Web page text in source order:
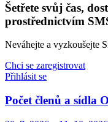
Šetřete svůj čas,
prostřednictvím
Neváhejte a vyzkoušejte
Chci se zaregistrovat
Přihlásit se
Počet členů a sídla